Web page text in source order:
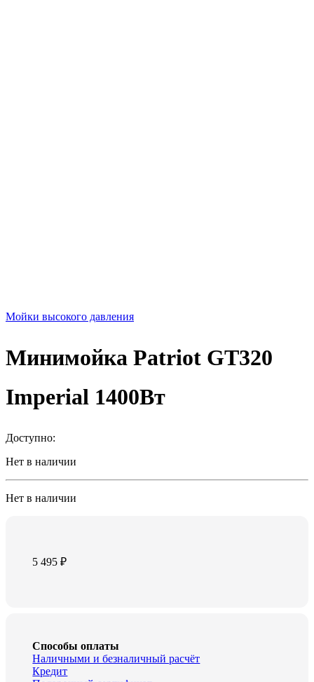
Мойки высокого давления
Минимойка Patriot GT320
Imperial 1400Вт
Доступно:
Нет в наличии
Нет в наличии
5 495₽
Способы оплаты
Наличными и безналичный расчёт
Кредит